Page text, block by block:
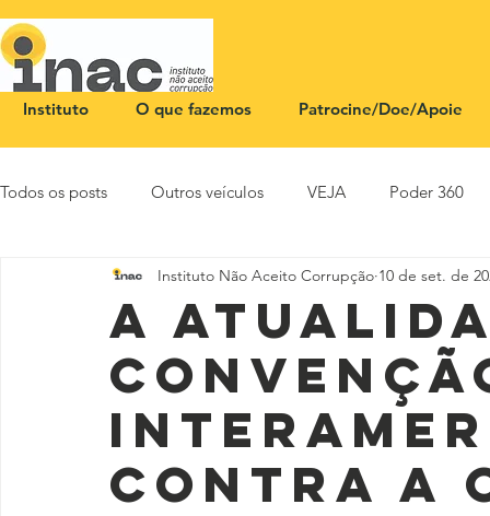
Instituto O que fazemos Patrocine/Doe/Apoie
Todos os posts Outros veículos VEJA Poder 360
NOTA PÚBLICA CEID SBT News Rádio
A
contra a
Instituto Não Aceito Corrupção 10 de set. de